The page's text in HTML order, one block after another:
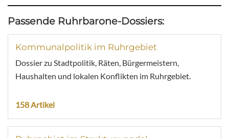
Passende Ruhrbarone-Dossiers:
Kommunalpolitik im Ruhrgebiet
Dossier zu Stadtpolitik, Räten, Bürgermeistern,
Haushalten und lokalen Konflikten im Ruhrgebiet.
158 Artikel